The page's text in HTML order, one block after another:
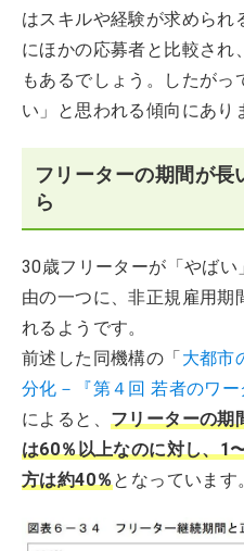
はスキルや経験が求められ
にほかの応募者と比較され
もあるでしょう。したがっ
い」と思われる傾向にあり
フリーターの期間が
ら
30歳フリーターが「やば
由の一つに、非正規雇用期
れるようです。
前述した同機構の「大都市
分化－『第４回 若者のワ
によると、 フリーターの期
は60％以上なのに対し、1
方は約40％ となっています